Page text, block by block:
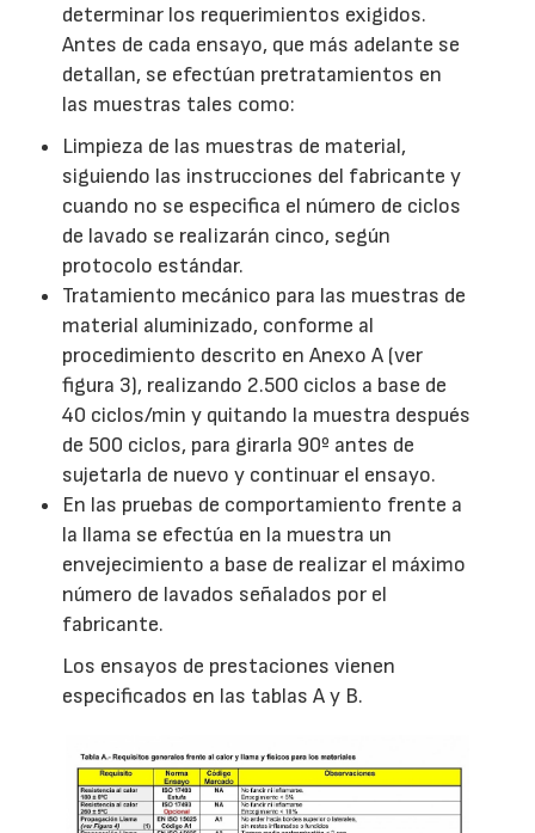
determinar los requerimientos exigidos.
Antes de cada ensayo, que más adelante se
detallan, se efectúan pretratamientos en
las muestras tales como:
Limpieza de las muestras de material,
siguiendo las instrucciones del fabricante y
cuando no se especifica el número de ciclos
de lavado se realizarán cinco, según
protocolo estándar.
Tratamiento mecánico para las muestras de
material aluminizado, conforme al
procedimiento descrito en Anexo A (ver
figura 3), realizando 2.500 ciclos a base de
40 ciclos/min y quitando la muestra después
de 500 ciclos, para girarla 90º antes de
sujetarla de nuevo y continuar el ensayo.
En las pruebas de comportamiento frente a
la llama se efectúa en la muestra un
envejecimiento a base de realizar el máximo
número de lavados señalados por el
fabricante.
Los ensayos de prestaciones vienen
especificados en las tablas A y B.